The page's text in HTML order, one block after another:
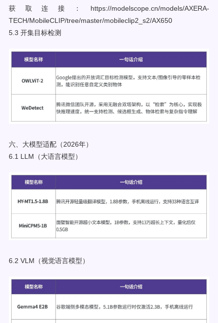
获取连接：https://modelscope.cn/models/AXERA-
TECH/MobileCLIP/tree/master/mobileclip2_s2/AX650
5.3 开集目标检测
六、大模型适配（2026年）
6.1 LLM（大语言模型）
6.2 VLM（视觉语言模型）